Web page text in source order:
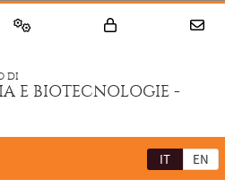
DI
E BIOTECNOLOGIE -
IT EN